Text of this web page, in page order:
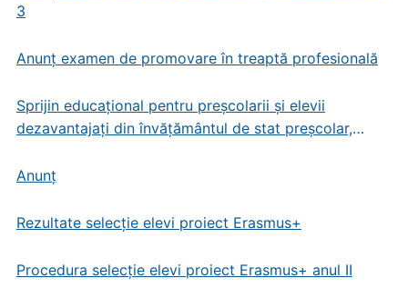
3
Anunț examen de promovare în treaptă profesională
Sprijin educațional pentru preșcolarii și elevii
dezavantajați din învățământul de stat preșcolar,
Anunț
Rezultate selecție elevi proiect Erasmus+
Procedura selecție elevi proiect Erasmus+ anul II